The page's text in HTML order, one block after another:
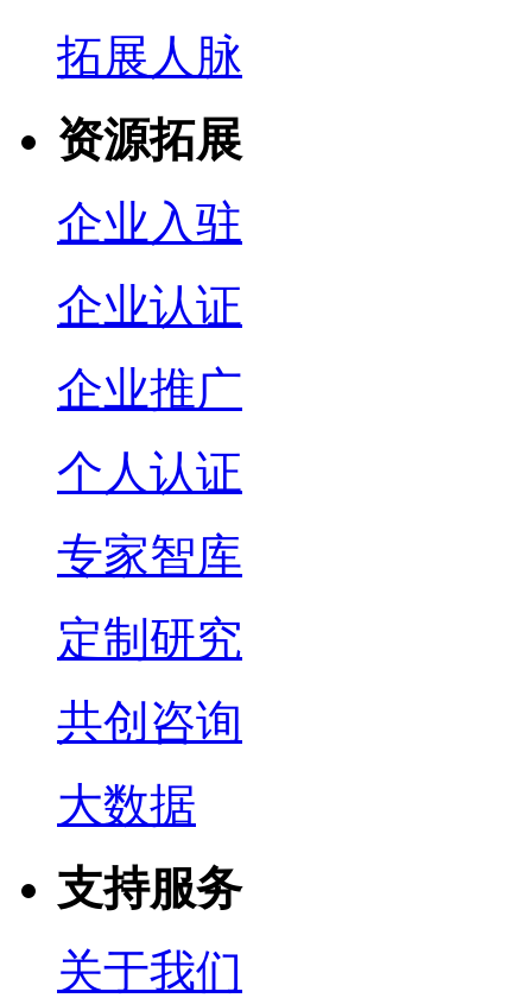
拓展人脉
资源拓展
企业入驻
企业认证
企业推广
个人认证
专家智库
定制研究
共创咨询
大数据
支持服务
关于我们